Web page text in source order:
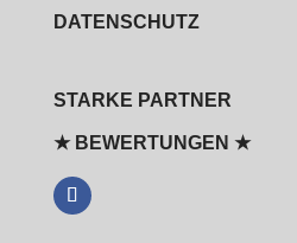
DATENSCHUTZ
STARKE PARTNER
★ BEWERTUNGEN ★